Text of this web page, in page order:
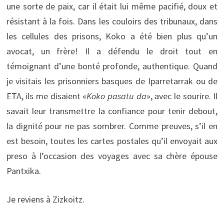
une sorte de paix, car il était lui même pacifié, doux et
résistant à la fois. Dans les couloirs des tribunaux, dans
les cellules des prisons, Koko a été bien plus qu’un
avocat, un frère! Il a défendu le droit tout en
témoignant d’une bonté profonde, authentique. Quand
je visitais les prisonniers basques de Iparretarrak ou de
ETA, ils me disaient «Koko pasatu da», avec le sourire. Il
savait leur transmettre la confiance pour tenir debout,
la dignité pour ne pas sombrer. Comme preuves, s’il en
est besoin, toutes les cartes postales qu’il envoyait aux
preso à l’occasion des voyages avec sa chère épouse
Pantxika.
Je reviens à Zizkoitz.